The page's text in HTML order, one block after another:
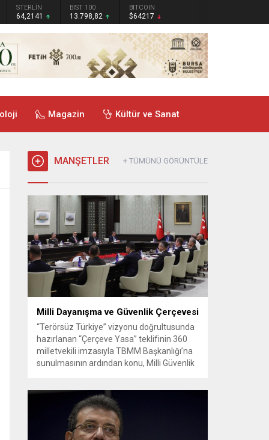
STERLİN
64,2141
BIST 100
13.798,82
BITCOIN
$64217
Magazin Kültür ve Sanat
MANŞETLER + TÜMÜNÜ GÖRÜNTÜLE
Milli Dayanışma ve Güvenlik Çerçevesi
“Terörsüz Türkiye” vizyonu doğrultusunda
hazırlanan “Çerçeve Yasa” teklifinin 360
milletvekili imzasıyla TBMM Başkanlığı’na
sunulmasının ardından konu, Milli Güvenlik
maddelik bildiri, ülke güvenliği ve bölgesel
gelişmelere dair değerlendirmeleri
içermektedir. Yaklaşık 2 saat 15 dakika
süren oturumun sonuç metninde; terörle